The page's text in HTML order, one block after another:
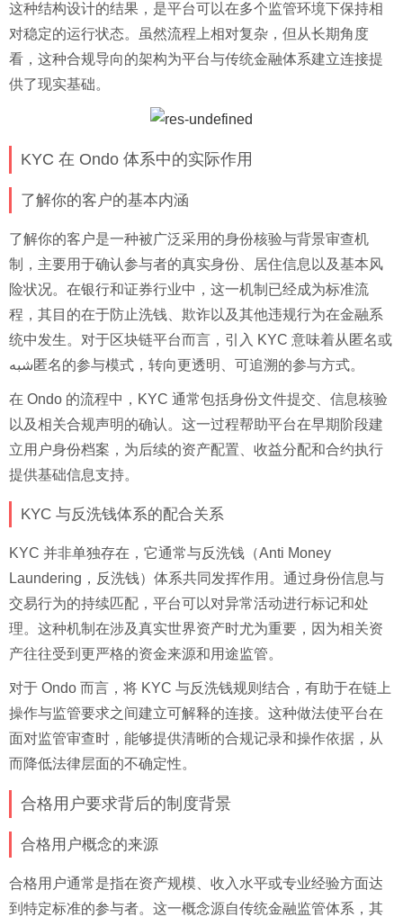
这种结构设计的结果，是平台可以在多个监管环境下保持相
对稳定的运行状态。虽然流程上相对复杂，但从长期角度
看，这种合规导向的架构为平台与传统金融体系建立连接提
供了现实基础。
KYC 在 Ondo 体系中的实际作用
了解你的客户的基本内涵
了解你的客户是一种被广泛采用的身份核验与背景审查机
制，主要用于确认参与者的真实身份、居住信息以及基本风
险状况。在银行和证券行业中，这一机制已经成为标准流
程，其目的在于防止洗钱、欺诈以及其他违规行为在金融系
统中发生。对于区块链平台而言，引入 KYC 意味着从匿名或
شبه匿名的参与模式，转向更透明、可追溯的参与方式。
在 Ondo 的流程中，KYC 通常包括身份文件提交、信息核验
以及相关合规声明的确认。这一过程帮助平台在早期阶段建
立用户身份档案，为后续的资产配置、收益分配和合约执行
提供基础信息支持。
KYC 与反洗钱体系的配合关系
KYC 并非单独存在，它通常与反洗钱（Anti Money
Laundering，反洗钱）体系共同发挥作用。通过身份信息与
交易行为的持续匹配，平台可以对异常活动进行标记和处
理。这种机制在涉及真实世界资产时尤为重要，因为相关资
产往往受到更严格的资金来源和用途监管。
对于 Ondo 而言，将 KYC 与反洗钱规则结合，有助于在链上
操作与监管要求之间建立可解释的连接。这种做法使平台在
面对监管审查时，能够提供清晰的合规记录和操作依据，从
而降低法律层面的不确定性。
合格用户要求背后的制度背景
合格用户概念的来源
合格用户通常是指在资产规模、收入水平或专业经验方面达
到特定标准的参与者。这一概念源自传统金融监管体系，其